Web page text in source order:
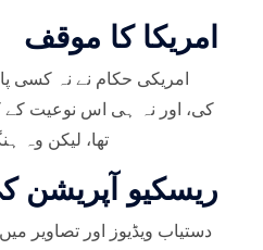
امریکا کا موقف
امریکی حکام نے نہ کسی
تھا، لیکن وہ
ریسکیو آپریشن